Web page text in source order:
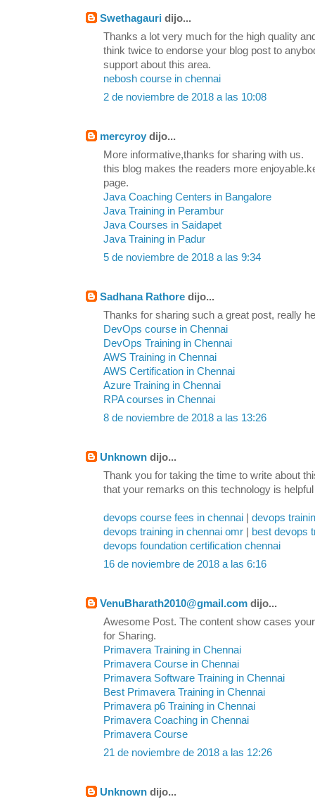
Swethagauri dijo...
Thanks a lot very much for the high quality
think twice to endorse your blog post to
support about this area.
nebosh course in chennai
2 de noviembre de 2018 a las 10:08
mercyroy dijo...
More informative,thanks for sharing with us.
this blog makes the readers more
page.
Java Coaching Centers in Bangalore
Java Training in Perambur
Java Courses in Saidapet
Java Training in Padur
5 de noviembre de 2018 a las 9:34
Sadhana Rathore dijo...
Thanks for sharing such a great post, really
DevOps course in Chennai
DevOps Training in Chennai
AWS Training in Chennai
AWS Certification in Chennai
Azure Training in Chennai
RPA courses in Chennai
8 de noviembre de 2018 a las 13:26
Unknown dijo...
Thank you for taking the time to write about
that your remarks on this technology is
devops course fees in chennai
devops
devops training in chennai omr
best devops
devops foundation certification chennai
16 de noviembre de 2018 a las 6:16
VenuBharath2010@gmail.com dijo...
Awesome Post. The content show cases
for Sharing.
Primavera Training in Chennai
Primavera Course in Chennai
Primavera Software Training in Chennai
Best Primavera Training in Chennai
Primavera p6 Training in Chennai
Primavera Coaching in Chennai
Primavera Course
21 de noviembre de 2018 a las 12:26
Unknown dijo...